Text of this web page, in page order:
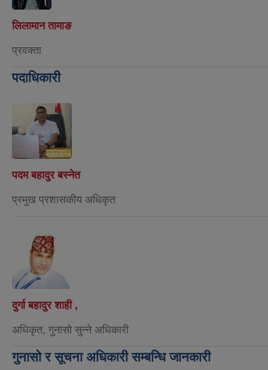
लिलामान तामाङ
प्रवक्ता
पदाधिकारी
पदम बहादुर बस्नेत
प्रमुख प्रशासकीय अधिकृत
दुर्गा बहादुर शाही ,
अधिकृत, गुनासो सुन्ने अधिकारी
गुनासो र सूचना अधिकारी सम्बन्धि जानकारी